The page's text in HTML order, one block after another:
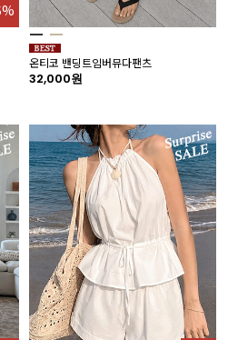
온티코 밴딩트임버뮤다팬츠
32,000원